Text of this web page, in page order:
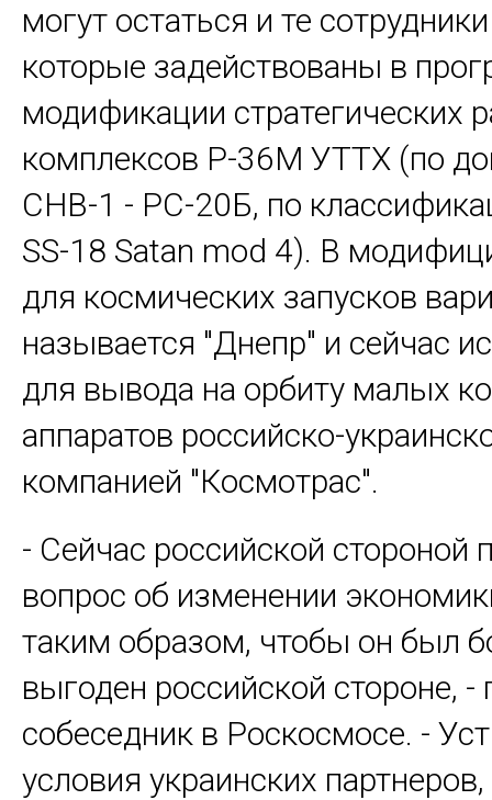
могут остаться и те
которые задействованы в
модификации стратегических
комплексов Р-36М УТТХ (по
СНВ-1 - РС-20Б, по
SS-18 Satan mod 4). В
для космических запусков
называется "Днепр" и сейчас
для вывода на орбиту малых
аппаратов российско-
компанией "Космотрас".
- Сейчас российской стороной
вопрос об изменении
таким образом, чтобы он был
выгоден российской стороне, -
собеседник в Роскосмосе. -
условия украинских